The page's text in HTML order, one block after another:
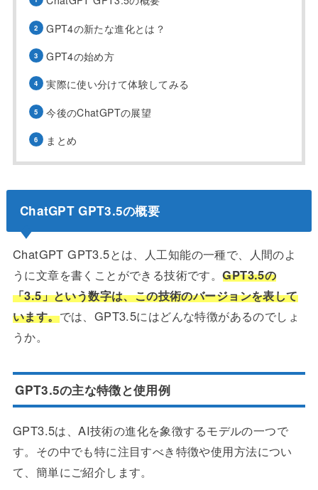
GPT4の新たな進化とは？
GPT4の始め方
実際に使い分けて体験してみる
今後のChatGPTの展望
まとめ
ChatGPT GPT3.5の概要
ChatGPT GPT3.5とは、人工知能の一種で、人間のよ
うに文章を書くことができる技術です。GPT3.5の
「3.5」という数字は、この技術のバージョンを表して
います。では、GPT3.5にはどんな特徴があるのでしょ
うか。
GPT3.5の主な特徴と使用例
GPT3.5は、AI技術の進化を象徴するモデルの一つで
す。その中でも特に注目すべき特徴や使用方法につい
て、簡単にご紹介します。